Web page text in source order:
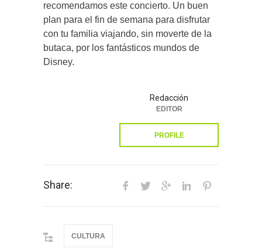
recomendamos este concierto. Un buen
plan para el fin de semana para disfrutar
con tu familia viajando, sin moverte de la
butaca, por los fantásticos mundos de
Disney.
Redacción
EDITOR
PROFILE
Share:
CULTURA